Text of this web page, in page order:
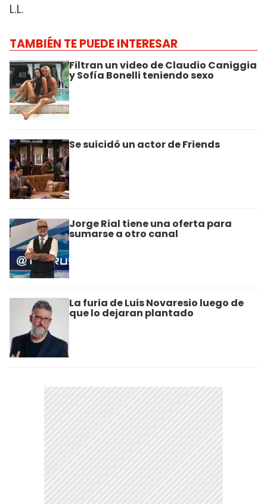
L.L.
TAMBIÉN TE PUEDE INTERESAR
Filtran un video de Claudio Caniggia
y Sofía Bonelli teniendo sexo
Se suicidó un actor de Friends
Jorge Rial tiene una oferta para
sumarse a otro canal
La furia de Luis Novaresio luego de
que lo dejaran plantado